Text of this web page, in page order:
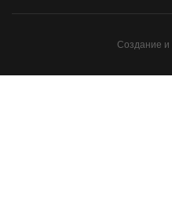
Создание и